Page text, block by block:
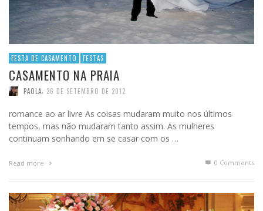
FESTA DE CASAMENTO FESTAS
CASAMENTO NA PRAIA
PAOLA 26 DE SETEMBRO DE 2012
romance ao ar livre As coisas mudaram muito nos últimos
tempos, mas não mudaram tanto assim. As mulheres
continuam sonhando em se casar com os …
Read more 0 Comments